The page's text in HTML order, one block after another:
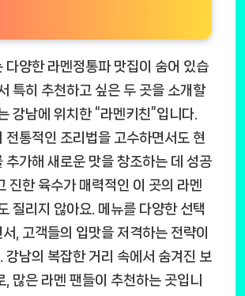
다양한 라멘정통파 맛집이 숨어 있습
특히 추천하고 싶은 두 곳을 소개할
강남에 위치한 “라멘키친”입니다.
전통적인 조리법을 고수하면서도 현
추가해 새로운 맛을 창조하는 데 성공
진한 육수가 매력적인 이 곳의 라멘
질리지 않아요. 메뉴를 다양한 선택
, 고객들의 입맛을 저격하는 전략이
강남의 복잡한 거리 속에서 숨겨진 보
, 많은 라멘 팬들이 추천하는 곳입니